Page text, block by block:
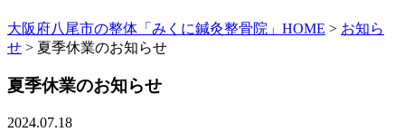
大阪府八尾市の整体「みくに鍼灸整骨院」HOME > お知ら
せ > 夏季休業のお知らせ
夏季休業のお知らせ
2024.07.18